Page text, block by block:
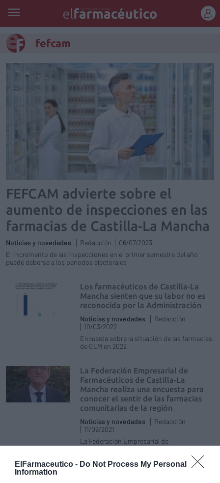
ElFarmaceutico - Do Not Process My Personal
Information
fefcam
FEFCAM advierte sobre el
aumento de inspecciones en las
farmacias de Castilla-La Mancha
Noticias y novedades Redacción
06/07/2023
El incremento de las inspecciones en el primer semestre del año
puede deberse a los períodos electorales
Los farmacéuticos de Castilla-La
Mancha sienten que su labor no es
reconocida por la Administración
Noticias y novedades
Redacción
10/03/2022
Encuesta sobre la situación de las farmacias
de CLM en 2022
La Federación Empresarial de
Farmacéuticos de Castilla-La
Mancha realiza una encuesta para
conocer el sentir de las farmacias
comunitarias de la región
Noticias y novedades
Redacción
11/02/2021
La Federación Empresarial de
(FEFCAM) ha realizado la encuesta “¿Cómo ha
afectado la pandemia a las oficinas de